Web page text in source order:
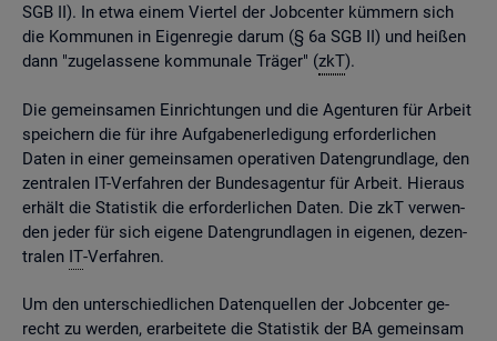
SGB II). In etwa einem Vier­tel der Job­cen­ter küm­mern sich
die Kom­mu­nen in Ei­gen­re­gie darum (§ 6a SGB II) und hei­ßen
dann "zu­ge­las­se­ne kom­mu­na­le Trä­ger" (zkT).
Die ge­mein­sa­men Ein­rich­tun­gen und die Agen­tu­ren für Ar­beit
spei­chern die für ihre Auf­ga­ben­er­le­di­gung er­for­der­li­chen
Daten in einer ge­mein­sa­men ope­ra­ti­ven Da­ten­grund­la­ge, den
zen­tra­len IT-Ver­fah­ren der Bun­des­agen­tur für Ar­beit. Hier­aus
er­hält die Sta­tis­tik die er­for­der­li­chen Daten. Die zkT ver­wen­
den jeder für sich ei­ge­ne Da­ten­grund­la­gen in ei­ge­nen, de­zen­
tra­len IT-Ver­fah­ren.
Um den un­ter­schied­li­chen Da­ten­quel­len der Job­cen­ter ge­
recht zu wer­den, er­ar­bei­te­te die Sta­tis­tik der BA ge­mein­sam